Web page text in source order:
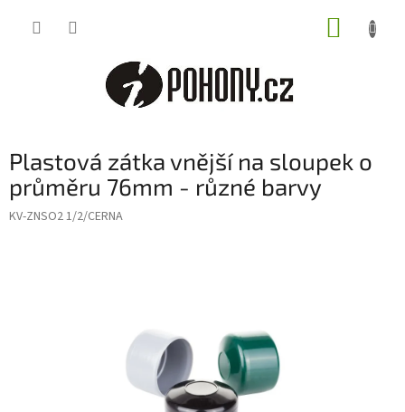
Plastová zátka vnější na sloupek o
průměru 76mm - různé barvy
KV-ZNSO2 1/2/CERNA